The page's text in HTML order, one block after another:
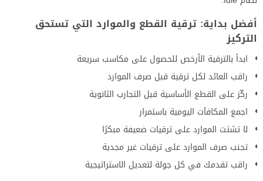
أفضل بداية: ترقية القطع والموارد التي تستحق
التركيز
ابدأ بالترقية الأرخص للحصول على مكاسب سريعة
راقب العائد لكل ترقية قبل صرف الموارد
ركّز على القطع الأساسية قبل التجارب الثانوية
اجمع المكافآت اليومية باستمرار
لا تشتت الموارد على ترقيات ضعيفة مبكرًا
تجنب صرف الموارد على ترقيات غير مجدية
راقب تقدمك في كل جولة لتعديل الاستراتيجية